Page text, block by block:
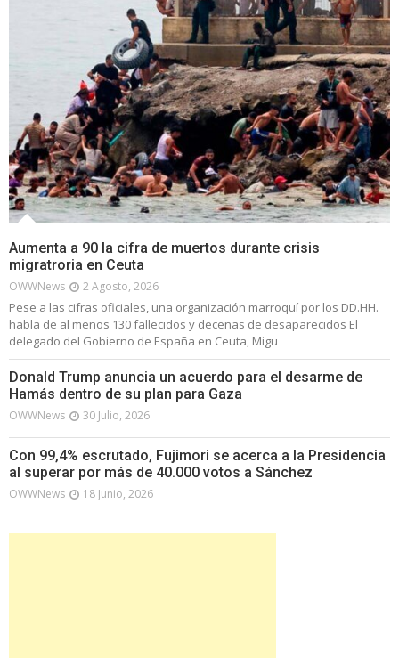
Aumenta a 90 la cifra de muertos durante crisis
migratroria en Ceuta
OWWNews 2 Agosto, 2026
Pese a las cifras oficiales, una organización marroquí por los DD.HH.
habla de al menos 130 fallecidos y decenas de desaparecidos El
delegado del Gobierno de España en Ceuta, Migu
Donald Trump anuncia un acuerdo para el desarme de
Hamás dentro de su plan para Gaza
OWWNews 30 Julio, 2026
Con 99,4% escrutado, Fujimori se acerca a la Presidencia
al superar por más de 40.000 votos a Sánchez
OWWNews 18 Junio, 2026